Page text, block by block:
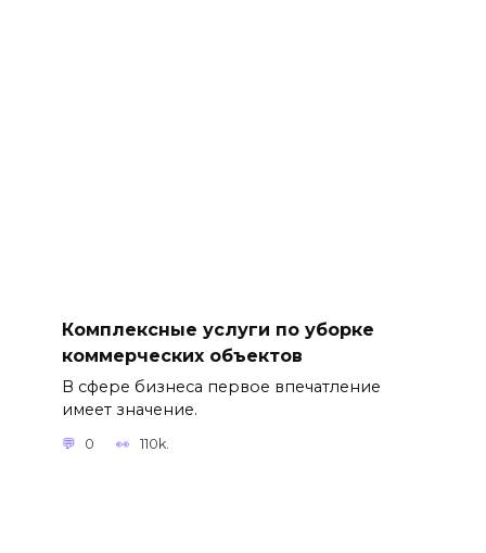
Комплексные услуги по уборке
коммерческих объектов
В сфере бизнеса первое впечатление
имеет значение.
0 110k.